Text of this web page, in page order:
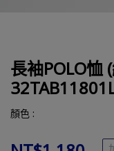
長袖POLO恤 (
顏色 :